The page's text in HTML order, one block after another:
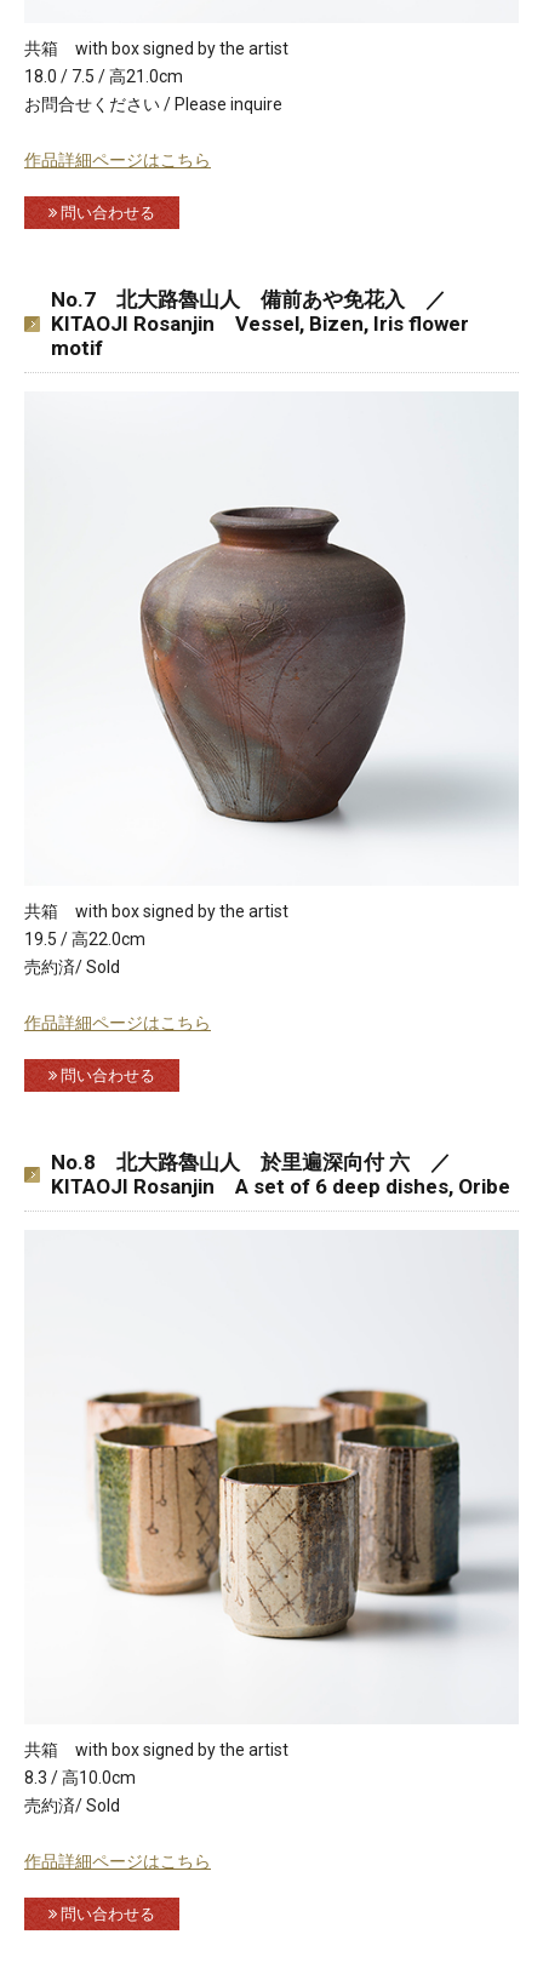
共箱 with box signed by the artist
18.0 / 7.5 / 高21.0cm
お問合せください / Please inquire
作品詳細ページはこちら
問い合わせる
No.7 北大路魯山人 備前あや免花入 ／
KITAOJI Rosanjin Vessel, Bizen, Iris flower
motif
共箱 with box signed by the artist
19.5 / 高22.0cm
売約済/ Sold
作品詳細ページはこちら
問い合わせる
No.8 北大路魯山人 於里遍深向付 六 ／
KITAOJI Rosanjin A set of 6 deep dishes, Oribe
共箱 with box signed by the artist
8.3 / 高10.0cm
売約済/ Sold
作品詳細ページはこちら
問い合わせる